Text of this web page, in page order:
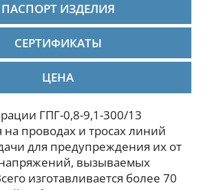
ПАСПОРТ ИЗДЕЛИЯ
СЕРТИФИКАТЫ
ЦЕНА
ГПГ-0,8-9,1-300/13
проводах и тросах линий
для предупреждения их от
вызываемых
изготавливается более 70